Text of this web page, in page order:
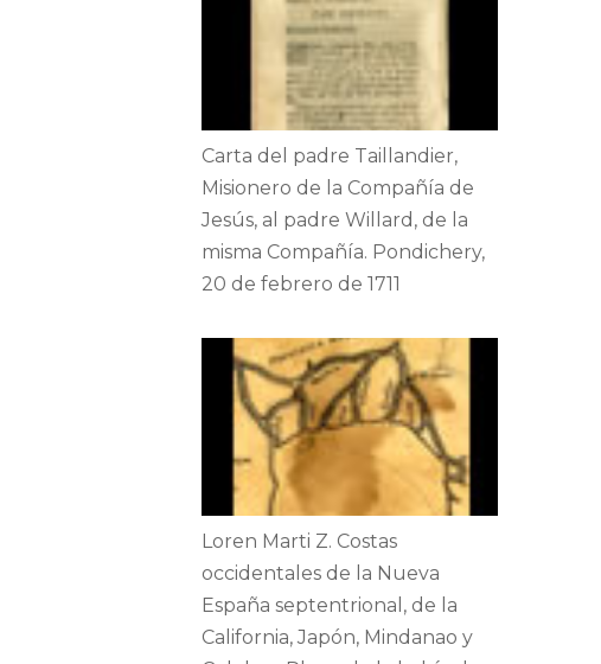
Carta del padre Taillandier,
Misionero de la Compañía de
Jesús, al padre Willard, de la
misma Compañía. Pondichery,
20 de febrero de 1711
Loren Marti Z. Costas
occidentales de la Nueva
España septentrional, de la
California, Japón, Mindanao y